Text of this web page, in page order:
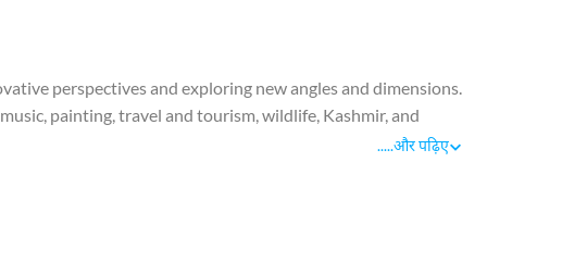
perspectives and exploring new angles and dimensions.
painting, travel and tourism, wildlife, Kashmir, and
compiled an index of Aaj Kal in two volumes, which
.....और पढ़िए